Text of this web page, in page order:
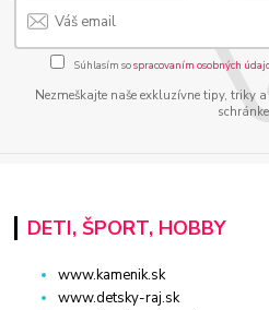
Súhlasím sospracovaním osobných
Nezmeškajte naše exkluzívne tipy, triky
DETI, ŠPORT, HOBBY
www.kamenik.sk
www.detsky-raj.sk